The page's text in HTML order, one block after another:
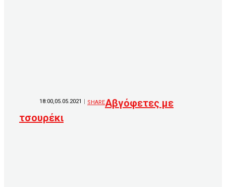
18:00,05.05.2021 SHAREΑβγόφετες με
τσουρέκι